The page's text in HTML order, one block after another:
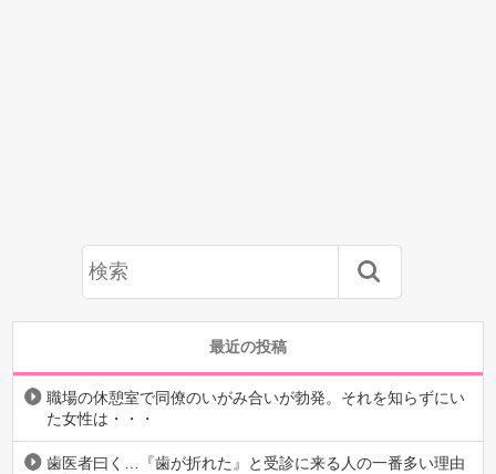
最近の投稿
職場の休憩室で同僚のいがみ合いが勃発。それを知らずにい
た女性は・・・
歯医者曰く…『歯が折れた』と受診に来る人の一番多い理由